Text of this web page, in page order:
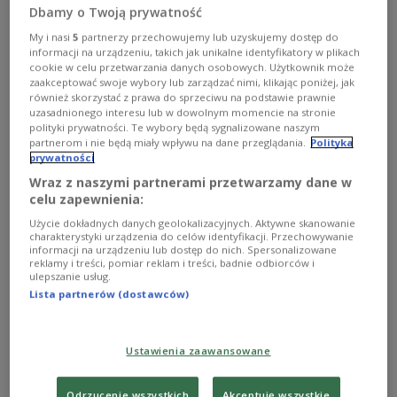
literacka, z którą wiąże się pobyt w Arktyce. Laureatem
został Jan Maciejewski, a wyróżnienie przyznano
Andrzejowi Muszyńskiemu. Decyzję poprzedziły
warsztaty dla sześciorga nominowanych
zorganizowane na norweskiej wyspie Uløya.
Zobacz więcej na temat:KULTURA literatura
Nagroda Identitas
Norwegia Magda Mikołajczuk
Wyspa Uløya
Uløya Jan Baron Małgorzata Lebda
Jan Maciejewski
Andrzej Muszyński Adrian Sinkowski
Nagroda Identitas 2023. Czy arktyczna
Dbamy o Twoją prywatność
My i nasi5 partnerzy przechowujemy lub uzyskujemy dostęp do
informacji na urządzeniu, takich jak unikalne identyfikatory w plikach
cookie w celu przetwarzania danych osobowych. Użytkownik może
zaakceptować swoje wybory lub zarządzać nimi, klikając poniżej, jak
również skorzystać z prawa do sprzeciwu na podstawie prawnie
uzasadnionego interesu lub w dowolnym momencie na stronie
polityki prywatności. Te wybory będą sygnalizowane naszym
partnerom i nie będą miały wpływu na dane przeglądania. Polityka
prywatności
Wraz z naszymi partnerami przetwarzamy dane w
celu zapewnienia:
Użycie dokładnych danych geolokalizacyjnych. Aktywne skanowanie
charakterystyki urządzenia do celów identyfikacji. Przechowywanie
informacji na urządzeniu lub dostęp do nich. Spersonalizowane
reklamy i treści, pomiar reklam i treści, badnie odbiorców i
ulepszanie usług.
Lista partnerów (dostawców)
Ustawienia zaawansowane